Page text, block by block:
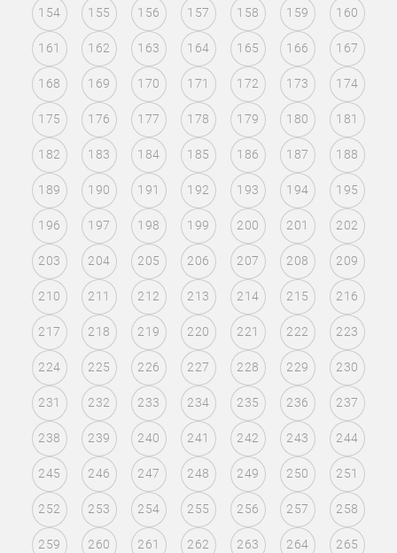
154 155 156 157 158 159 160
161 162 163 164 165 166 167
168 169 170 171 172 173 174
175 176 177 178 179 180 181
182 183 184 185 186 187 188
189 190 191 192 193 194 195
196 197 198 199 200 201 202
203 204 205 206 207 208 209
210 211 212 213 214 215 216
217 218 219 220 221 222 223
224 225 226 227 228 229 230
231 232 233 234 235 236 237
238 239 240 241 242 243 244
245 246 247 248 249 250 251
252 253 254 255 256 257 258
259 260 261 262 263 264 265